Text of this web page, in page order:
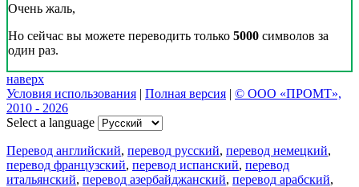
Очень жаль,
Но сейчас вы можете переводить только 5000 символов за
один раз.
наверх
Условия использования | Полная версия | © ООО «ПРОМТ»,
2010 - 2026
Select a language
Перевод английский, перевод русский, перевод немецкий,
перевод французский, перевод испанский, перевод
итальянский, перевод азербайджанский, перевод арабский,